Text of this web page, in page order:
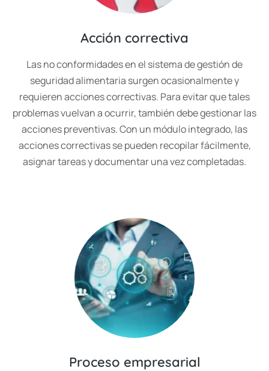
Acción correctiva
Las no conformidades en el sistema de gestión de
seguridad alimentaria surgen ocasionalmente y
requieren acciones correctivas. Para evitar que tales
problemas vuelvan a ocurrir, también debe gestionar las
acciones preventivas. Con un módulo integrado, las
acciones correctivas se pueden recopilar fácilmente,
asignar tareas y documentar una vez completadas.
Proceso empresarial